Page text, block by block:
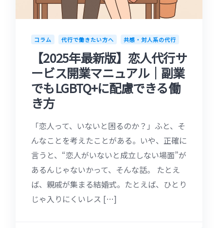
コラム 代行で働きたい方へ 共感・対人系の代行
【2025年最新版】恋人代行サ
ービス開業マニュアル｜副業
でもLGBTQ+に配慮できる働
き方
「恋人って、いないと困るのか？」ふと、そ
んなことを考えたことがある。いや、正確に
言うと、“恋人がいないと成立しない場面”が
あるんじゃないかって、そんな話。 たとえ
ば、親戚が集まる結婚式。たとえば、ひとり
じゃ入りにくいレス […]